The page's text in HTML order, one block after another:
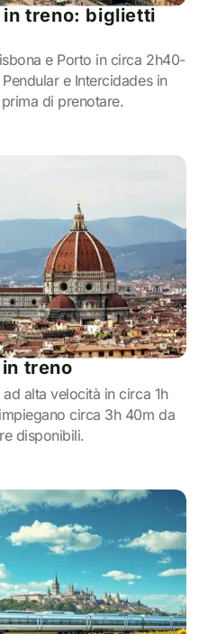
in treno: biglietti
e Porto in circa 2h40-
e Intercidades in
di prenotare.
in treno
alta velocità in circa 1h
circa 3h 40m da
disponibili.